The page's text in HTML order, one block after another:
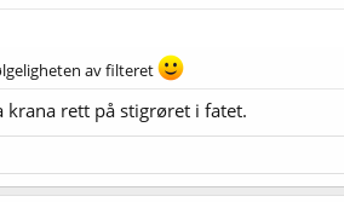
av filteret
krana rett på stigrøret i fatet.